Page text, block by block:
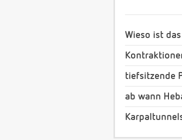
Wieso ist
tiefsitzende
ab wann